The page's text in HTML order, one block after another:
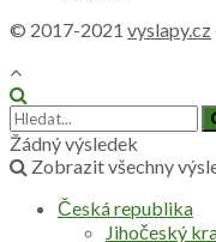
© 2017-2021 vyslapy.cz
Žádný výsledek
Zobrazit všechny
Česká republika
Jihočeský